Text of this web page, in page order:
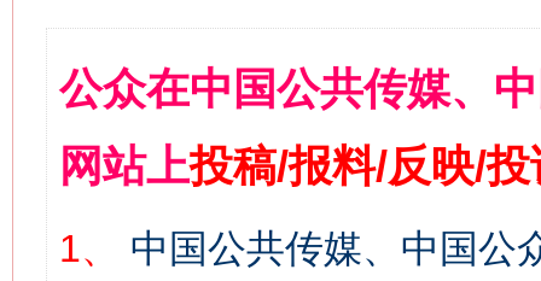
公众在中国公共传媒、
网站上投稿/报料/反映/
1、
中国公共传媒、中国公